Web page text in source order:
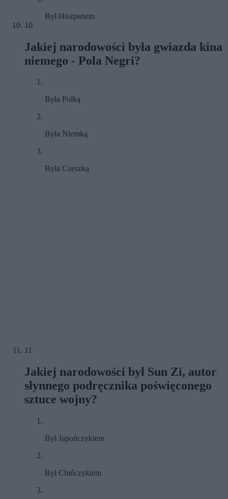
Był Hiszpanem
10
Jakiej narodowości była gwiazda kina
niemego - Pola Negri?
Była Polką
Była Niemką
Była Czeszką
11
Jakiej narodowości był Sun Zi, autor
słynnego podręcznika poświęconego
sztuce wojny?
Był Japończykiem
Był Chińczykiem